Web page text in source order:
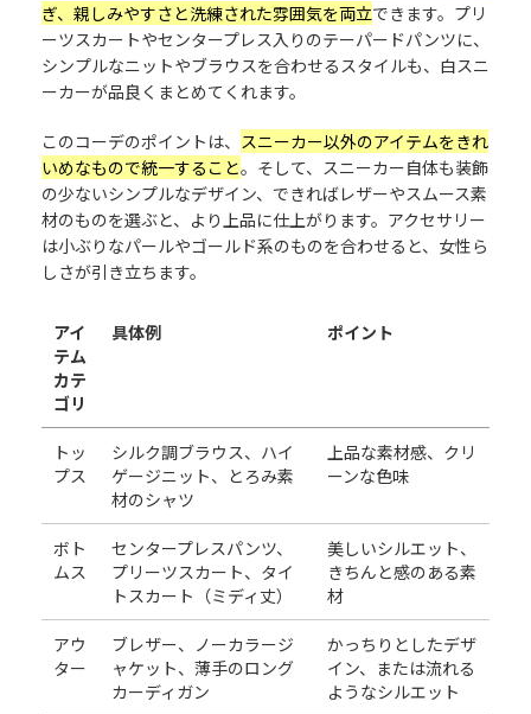
ぎ、親しみやすさと洗練された雰囲気を両立できます。プリ
ーツスカートやセンタープレス入りのテーパードパンツに、
シンプルなニットやブラウスを合わせるスタイルも、白スニ
ーカーが品良くまとめてくれます。
このコーデのポイントは、 スニーカー以外のアイテムをきれ
いめなもので統一すること。そして、スニーカー自体も装飾
の少ないシンプルなデザイン、できればレザーやスムース素
材のものを選ぶと、より上品に仕上がります。アクセサリー
は小ぶりなパールやゴールド系のものを合わせると、女性ら
しさが引き立ちます。
アイ
テム
カテ
ゴリ
具体例 ポイント
トッ
プス
シルク調ブラウス、ハイ
ゲージニット、とろみ素
材のシャツ
上品な素材感、クリ
ーンな色味
ボト
ムス
センタープレスパンツ、
プリーツスカート、タイ
トスカート（ミディ丈）
美しいシルエット、
きちんと感のある素
材
アウ
ター
ブレザー、ノーカラージ
ャケット、薄手のロング
カーディガン
かっちりとしたデザ
イン、または流れる
ようなシルエット